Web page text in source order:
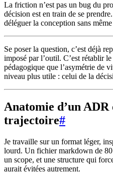
La friction n’est pas un bug du
décision est en train de se
déléguer la conception sans
Se poser la question, c’est déjà
imposé par l’outil. C’est rétablir
pédagogique que l’asymétrie de
niveau plus utile : celui de la
Anatomie d’un
trajectoire#
Je travaille sur un format léger,
lourd. Un fichier markdown de
un scope, et une structure qui
aurait évitées autrement.